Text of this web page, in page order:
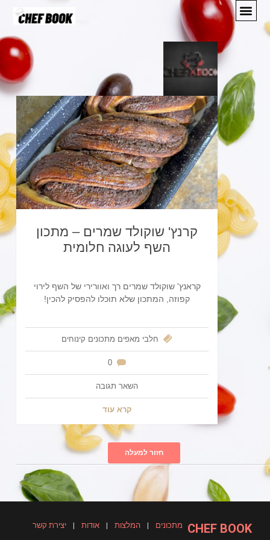
מתכונים
המלצות
אודות
יצירת קשר
קרנץ' שוקולד שמרים – מתכון
השף לעוגה חלומית
קראנץ' שוקולד שמרים רך ואוורירי של השף לירוי
קפוזה, המתכון שלא תוכלו להפסיק להכין!
חלבי מאפים מתכונים קינוחים
0
השאר תגובה
קרא עוד
חזור למעלה
CHEF BOOK מתכונים | המלצות | אודות | יצירת קשר